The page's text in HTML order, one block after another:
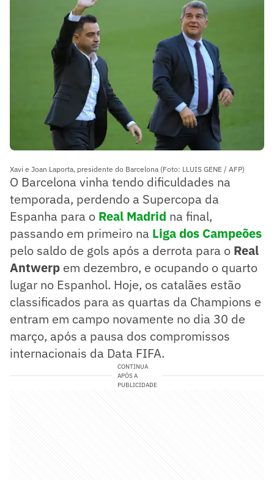
Xavi e Joan Laporta, presidente do Barcelona (Foto: LLUIS GENE / AFP)
O Barcelona vinha tendo dificuldades na
temporada, perdendo a Supercopa da
Espanha para o Real Madrid na final,
passando em primeiro na Liga dos Campeões
pelo saldo de gols após a derrota para o Real
Antwerp em dezembro, e ocupando o quarto
lugar no Espanhol. Hoje, os catalães estão
classificados para as quartas da Champions e
entram em campo novamente no dia 30 de
março, após a pausa dos compromissos
internacionais da Data FIFA.
CONTINUA
APÓS A
PUBLICIDADE